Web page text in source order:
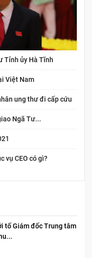
Tỉnh ủy Hà Tĩnh
Việt Nam
ung thư đi cấp cứu
Ngã Tư...
vụ CEO có gì?
tố Giám đốc Trung tâm